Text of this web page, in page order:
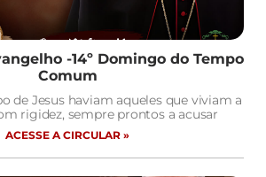
-14º Domingo do Tempo
Comum
de Jesus haviam aqueles que viviam a
rigidez, sempre prontos a acusar
ACESSE A CIRCULAR »